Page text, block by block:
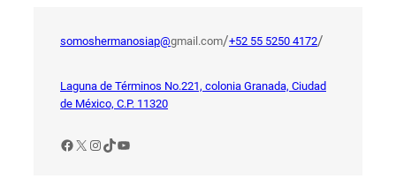
somoshermanosiap@gmail.com/+52 55 5250 4172/
Laguna de Términos No.221, colonia Granada, Ciudad
de México, C.P. 11320
Facebook
X Instagram
TikTok
YouTube